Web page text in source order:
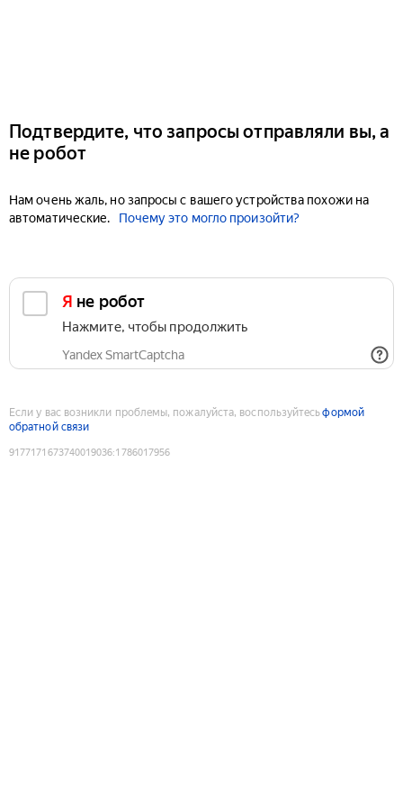
Подтвердите, что запросы отправляли вы, а
не робот
Нам очень жаль, но запросы с вашего устройства похожи на
автоматические.
Почему это могло произойти?
Я не робот
Нажмите, чтобы продолжить
Yandex SmartCaptcha
Если у вас возникли проблемы, пожалуйста, воспользуйтесьформой
обратной связи
9177171673740019036:1786017956